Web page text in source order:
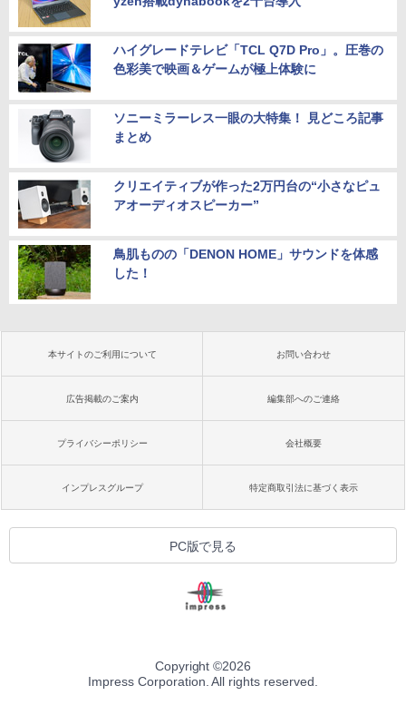
ハイグレードテレビ「TCL Q7D Pro」。圧巻の
色彩美で映画＆ゲームが極上体験に
ソニーミラーレス一眼の大特集！ 見どころ記事
まとめ
クリエイティブが作った2万円台の“小さなピュ
アオーディオスピーカー”
鳥肌ものの「DENON HOME」サウンドを体感
した！
本サイトのご利用について お問い合わせ
広告掲載のご案内 編集部へのご連絡
プライバシーポリシー 会社概要
インプレスグループ 特定商取引法に基づく表示
PC版で見る
Copyright ©2026
Impress Corporation. All rights reserved.